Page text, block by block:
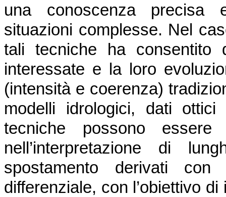
una conoscenza precisa
situazioni complesse. Nel
tali tecniche ha consentito
interessate e la loro
(intensità e coerenza)
modelli idrologici, dati
tecniche possono
nell’interpretazione di
spostamento derivati
differenziale, con l’obiettivo